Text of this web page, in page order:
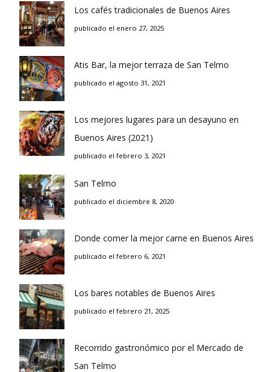
Los cafés tradicionales de Buenos Aires
publicado el enero 27, 2025
Atis Bar, la mejor terraza de San Telmo
publicado el agosto 31, 2021
Los mejores lugares para un desayuno en
Buenos Aires (2021)
publicado el febrero 3, 2021
San Telmo
publicado el diciembre 8, 2020
Donde comer la mejor carne en Buenos Aires
publicado el febrero 6, 2021
Los bares notables de Buenos Aires
publicado el febrero 21, 2025
Recorrido gastronómico por el Mercado de
San Telmo